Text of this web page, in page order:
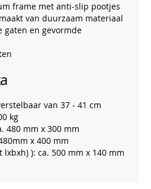
frame met anti-slip pootjes
van duurzaam materiaal
gaten en gevormde
van 37 - 41 cm
kg
480 mm x 300 mm
x 400 mm
lxbxh) ): ca. 500 mm x 140 mm